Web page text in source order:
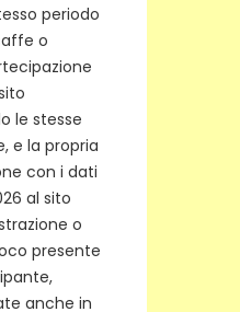
periodo
o
le stesse
e la propria
con i dati
al sito
o
presente
anche in